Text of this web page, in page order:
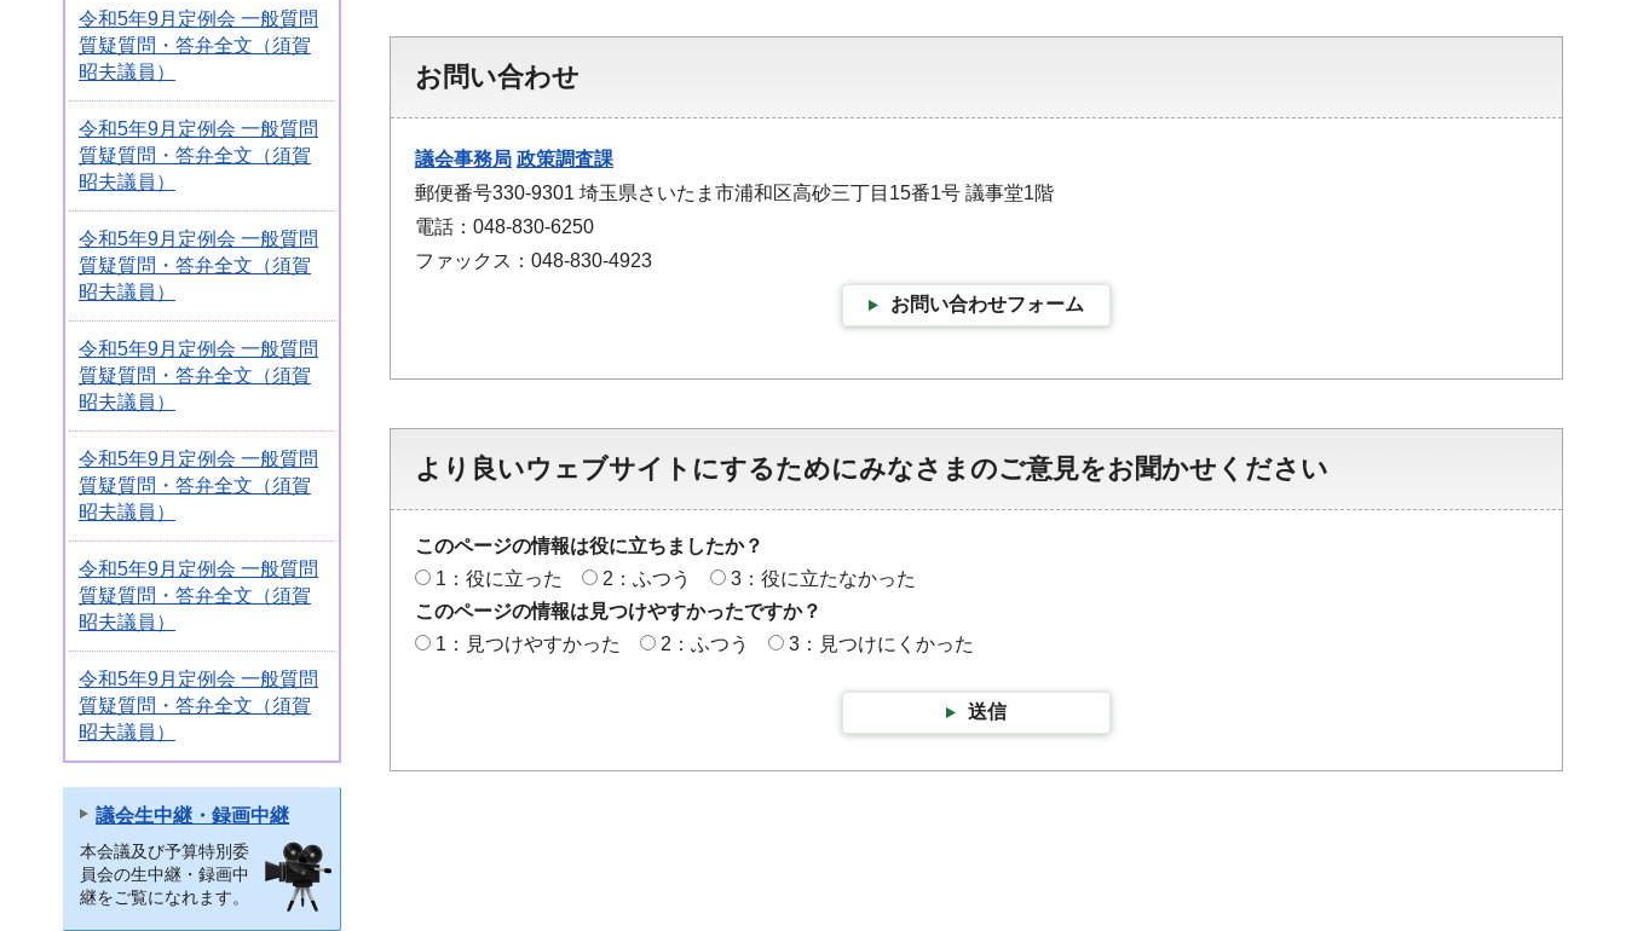
令和5年9月定例会 一般質問
質疑質問・答弁全文（須賀
昭夫議員）
令和5年9月定例会 一般質問
質疑質問・答弁全文（須賀
昭夫議員）
令和5年9月定例会 一般質問
質疑質問・答弁全文（須賀
昭夫議員）
令和5年9月定例会 一般質問
質疑質問・答弁全文（須賀
昭夫議員）
令和5年9月定例会 一般質問
質疑質問・答弁全文（須賀
昭夫議員）
令和5年9月定例会 一般質問
質疑質問・答弁全文（須賀
昭夫議員）
令和5年9月定例会 一般質問
質疑質問・答弁全文（須賀
昭夫議員）
議会生中継・録画中継
本会議及び予算特別委
員会の生中継・録画中
継をご覧になれます。
お問い合わせ
議会事務局 政策調査課
郵便番号330-9301 埼玉県さいたま市浦和区高砂三丁目15番1号 議事堂1階
電話：048-830-6250
ファックス：048-830-4923
お問い合わせフォーム
より良いウェブサイトにするためにみなさまのご意見をお聞かせください
このページの情報は役に立ちましたか？
1：役に立った
2：ふつう
3：役に立たなかった
このページの情報は見つけやすかったですか？
1：見つけやすかった
2：ふつう 3：見つけにくかった
送信